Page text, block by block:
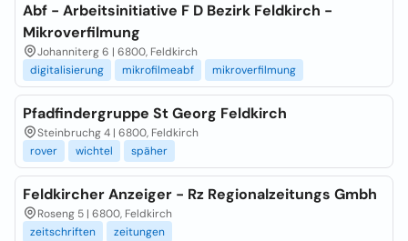
Abf - Arbeitsinitiative F D Bezirk Feldkirch -
Mikroverfilmung
Johanniterg 6 | 6800, Feldkirch
digitalisierung
mikrofilmeabf mikroverfilmung
Pfadfindergruppe St Georg Feldkirch
Steinbruchg 4 | 6800, Feldkirch
rover
wichtel späher
Feldkircher Anzeiger - Rz Regionalzeitungs Gmbh
Roseng 5 | 6800, Feldkirch
zeitschriften
zeitungen